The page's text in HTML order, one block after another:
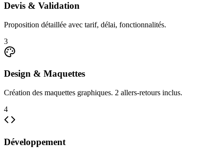
Devis & Validation
Proposition détaillée avec tarif, délai, fonctionnalités.
3
Design & Maquettes
Création des maquettes graphiques. 2 allers-retours inclus.
4
Développement